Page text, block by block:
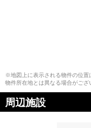
※地図上に表示される物件の位置
物件所在地とは異なる場合がござ
周辺施設